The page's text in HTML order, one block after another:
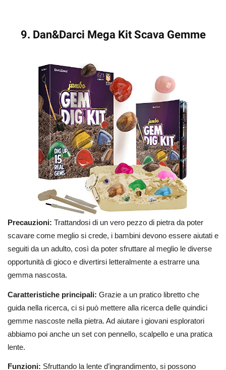
9. Dan&Darci Mega Kit Scava Gemme
Precauzioni: Trattandosi di un vero pezzo di pietra da poter
scavare come meglio si crede, i bambini devono essere aiutati e
seguiti da un adulto, così da poter sfruttare al meglio le diverse
opportunità di gioco e divertirsi letteralmente a estrarre una
gemma nascosta.
Caratteristiche principali: Grazie a un pratico libretto che
guida nella ricerca, ci si può mettere alla ricerca delle quindici
gemme nascoste nella pietra. Ad aiutare i giovani esploratori
abbiamo poi anche un set con pennello, scalpello e una pratica
lente.
Funzioni: Sfruttando la lente d’ingrandimento, si possono